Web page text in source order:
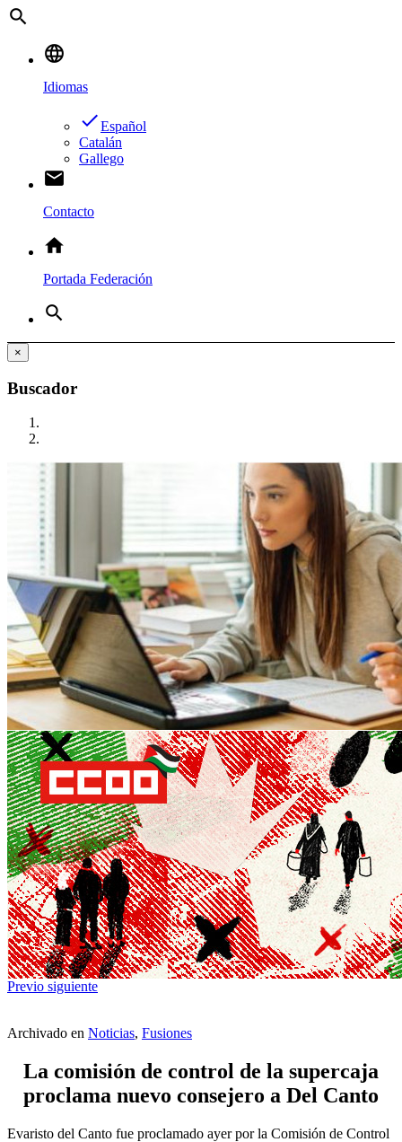
search
language
Idiomas
doneEspañol
Catalán
Gallego
email
Contacto
home
Portada Federación
search
×
Buscador
Previo siguiente
Archivado en Noticias, Fusiones
La comisión de control de la supercaja
proclama nuevo consejero a Del Canto
Evaristo del Canto fue proclamado ayer por la Comisión de Control